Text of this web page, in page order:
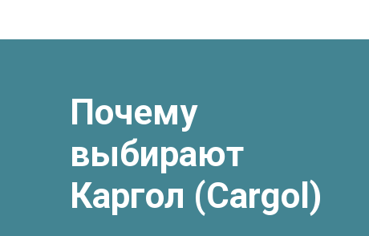
Почему
выбирают
Каргол (Cargol)